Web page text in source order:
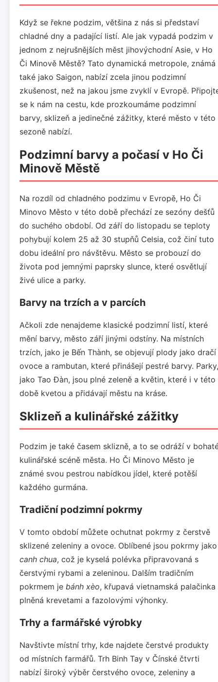
Když se řekne podzim, většina z nás si představí
chladné dny a padající listí. Ale jak vypadá podzim v
jednom z nejrušnějších měst jihovýchodní Asie, v Ho
Či Minově Městě? Tato dynamická metropole, známá
také jako Saigon, nabízí zcela jinou podzimní
zkušenost, než na jakou jsme zvyklí v Evropě.
se k nám na cestu, kde prozkoumáme podzimní
barvy, sklizeň a jedinečné zážitky, které město v této
sezoně nabízí.
Podzimní barvy a počasí v Ho Či
Minově Městě
Na rozdíl od chladného podzimu v Evropě, Ho Či
Minovo Město v této době přechází ze sezóny dešťů
do suchého období. Od září do listopadu se teploty
pohybují kolem 25 až 30 stupňů Celsia, což činí tuto
dobu ideální pro návštěvu. Město se probouzí do
života pod jemnými paprsky slunce, které osvětlují
živé ulice a parky.
Barvy na trzích a v parcích
Ačkoli zde nenajdeme klasické podzimní listí, které
mění barvy, město září jinými odstíny. Na místních
trzích, jako je Bến Thành, se objevují plody jako dračí
ovoce a rambutan, které přinášejí pestré barvy. Parky,
jako Tao Đàn, jsou plné zeleně a květin, které i v této
době kvetou a přidávají městu na kráse.
Sklizeň a kulinářské zážitky
Podzim je také časem sklizně, a to se odráží v
kulinářské scéně města. Ho Či Minovo Město je
známé svou pestrou nabídkou jídel, které potěší
každého gurmána.
Tradiční podzimní pokrmy
V tomto období můžete ochutnat pokrmy z čerstvě
sklizené zeleniny a ovoce. Oblíbené jsou pokrmy jako
canh chua, což je kyselá polévka připravovaná s
čerstvými rybami a zeleninou. Dalším tradičním
pokrmem je bánh xèo, křupavá vietnamská palačinka
plněná krevetami a fazolovými výhonky.
Trhy a farmářské výrobky
Navštivte místní trhy, kde najdete čerstvé produkty
od místních farmářů. Trh Binh Tay v Čínské čtvrti
nabízí široký výběr čerstvého ovoce, zeleniny a